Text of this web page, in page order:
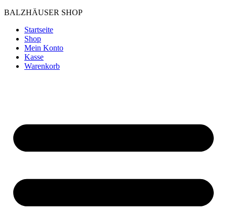
Zum
wechseln
BALZHÄUSER SHOP
Startseite
Shop
Mein Konto
Kasse
Warenkorb